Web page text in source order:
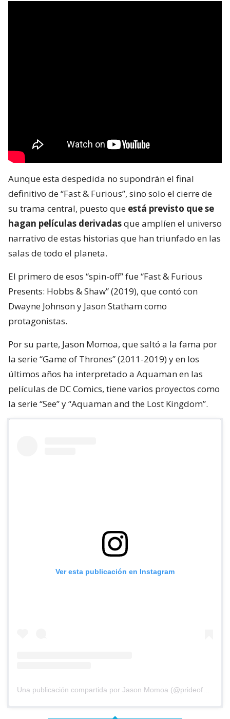
Aunque esta despedida no supondrán el final
definitivo de “Fast & Furious”, sino solo el cierre de
su trama central, puesto que está previsto que se
hagan películas derivadasque amplíen el universo
narrativo de estas historias que han triunfado en las
salas de todo el planeta.
El primero de esos “spin-off” fue “Fast & Furious
Presents: Hobbs & Shaw” (2019), que contó con
Dwayne Johnson y Jason Statham como
protagonistas.
Por su parte, Jason Momoa, que saltó a la fama por
la serie “Game of Thrones” (2011-2019) y en los
últimos años ha interpretado a Aquaman en las
películas de DC Comics, tiene varios proyectos como
la serie “See” y “Aquaman and the Lost Kingdom”.
Ver esta publicación en Instagram